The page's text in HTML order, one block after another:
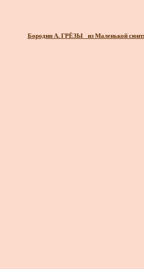
Бородин А. ГРЁЗЫ_ из Маленькой